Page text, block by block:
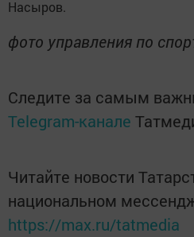
Насыров.
фото управления по
Следите за самым
Telegram-канале
Читайте новости
национальном
https://max.ru/tatmedia